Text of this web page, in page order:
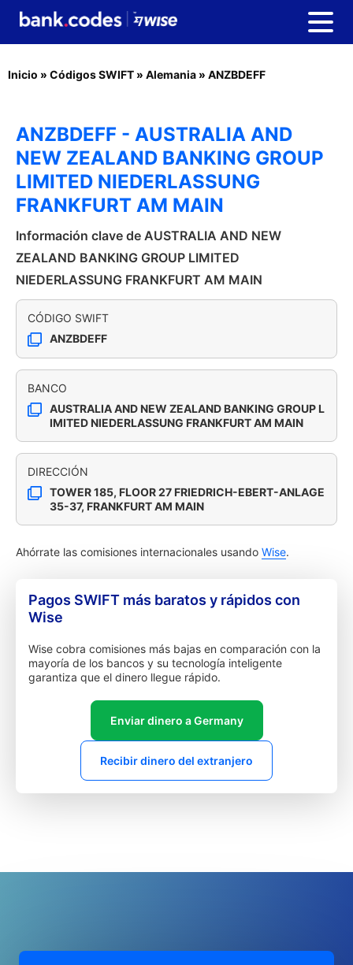
Inicio » Códigos SWIFT » Alemania » ANZBDEFF
ANZBDEFF - AUSTRALIA AND
NEW ZEALAND BANKING GROUP
LIMITED NIEDERLASSUNG
FRANKFURT AM MAIN
Información clave de AUSTRALIA AND NEW
ZEALAND BANKING GROUP LIMITED
NIEDERLASSUNG FRANKFURT AM MAIN
CÓDIGO SWIFT
ANZBDEFF
BANCO
AUSTRALIA AND NEW ZEALAND BANKING GROUP L
IMITED NIEDERLASSUNG FRANKFURT AM MAIN
DIRECCIÓN
TOWER 185, FLOOR 27 FRIEDRICH-EBERT-ANLAGE
35-37, FRANKFURT AM MAIN
Ahórrate las comisiones internacionales usando Wise.
Pagos SWIFT más baratos y rápidos con
Wise
Wise cobra comisiones más bajas en comparación con la
mayoría de los bancos y su tecnología inteligente
garantiza que el dinero llegue rápido.
Enviar dinero a Germany
Recibir dinero del extranjero